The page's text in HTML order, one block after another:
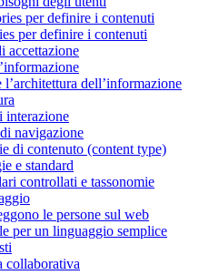
per definire i contenuti
per definire i contenuti
accettazione
dell’informazione
interazione
navigazione
di contenuto (content type)
e standard
controllati e tassonomie
le persone sul web
per un linguaggio semplice
collaborativa